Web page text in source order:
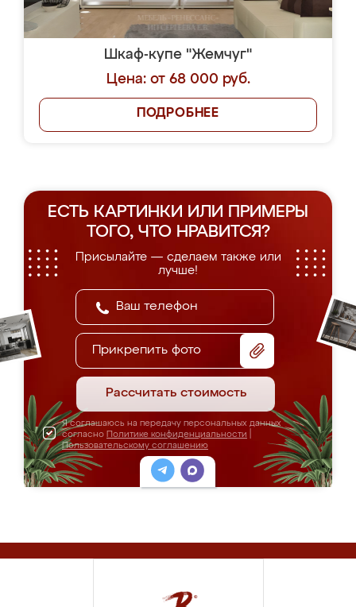
Шкаф-купе "Жемчуг"
Цена: от 68 000 руб.
ПОДРОБНЕЕ
ЕСТЬ КАРТИНКИ ИЛИ ПРИМЕРЫ
ТОГО, ЧТО НРАВИТСЯ?
Присылайте — сделаем также или
лучше!
Прикрепить фото
Рассчитать стоимость
Я соглашаюсь на передачу персональных данных
согласно Политике конфиденциальности
Пользовательскому соглашению